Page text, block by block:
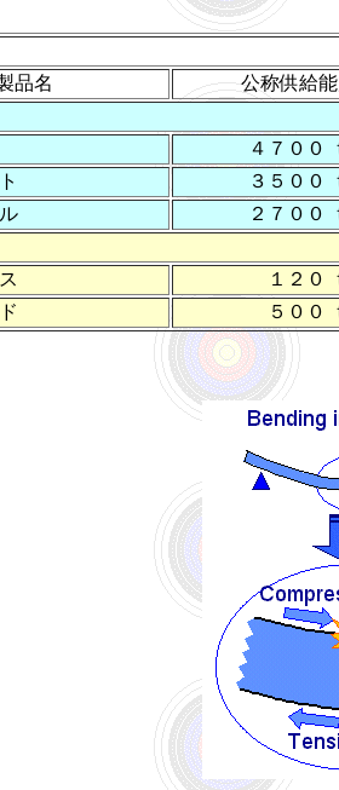
品名
公称供給
４７００
３５００
２７００
１２０
５００